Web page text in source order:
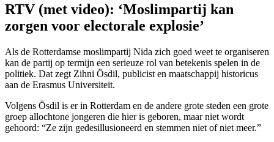
RTV (met video): ‘Moslimpartij kan
zorgen voor electorale explosie’
Als de Rotterdamse moslimpartij Nida zich goed weet te organiseren
kan de partij op termijn een serieuze rol van betekenis spelen in de
politiek. Dat zegt Zihni Ösdil, publicist en maatschappij historicus
aan de Erasmus Universiteit.
Volgens Ösdil is er in Rotterdam en de andere grote steden een grote
groep allochtone jongeren die hier is geboren, maar niet wordt
gehoord: “Ze zijn gedesillusioneerd en stemmen niet of niet meer.”